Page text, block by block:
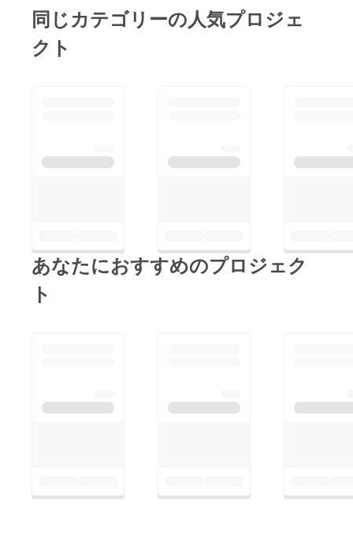
同じカテゴリーの人気プロジェ
クト
あなたにおすすめのプロジェク
ト